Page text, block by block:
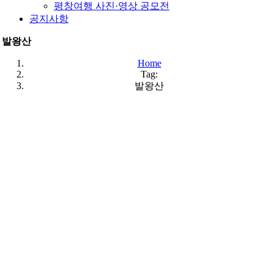
평창여행 사진·영상 공모전
공지사항
발왕산
Home
Tag:
발왕산